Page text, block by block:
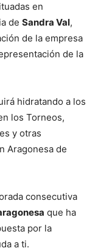
en
de Sandra Val,
de la empresa
de la
hidratando a los
los Torneos,
y otras
Aragonesa de
consecutiva
que ha
por la
a ti.